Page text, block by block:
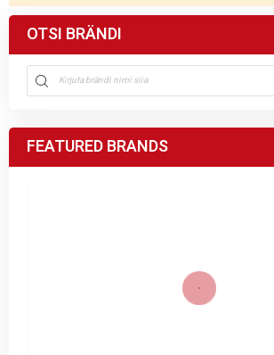
OTSI BRÄNDI
FEATURED BRANDS